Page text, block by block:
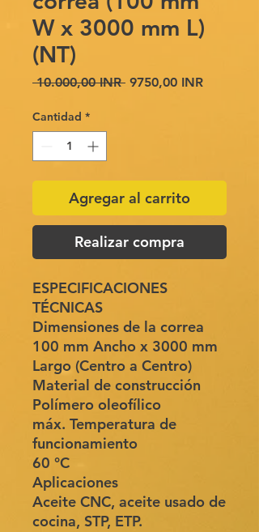
W x 3000 mm L)
(NT)
10.000,00 INR Precio
9750,00 INRPrecio
Cantidad *
Agregar al carrito
Realizar compra
ESPECIFICACIONES
TÉCNICAS
Dimensiones de la correa
100 mm Ancho x 3000 mm
Largo (Centro a Centro)
Material de construcción
Polímero oleofílico
máx. Temperatura de
funcionamiento
60 °C
Aplicaciones
Aceite CNC, aceite usado de
cocina, STP, ETP.